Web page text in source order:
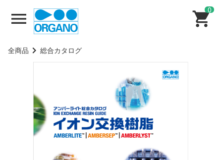
0
全商品 総合カタログ